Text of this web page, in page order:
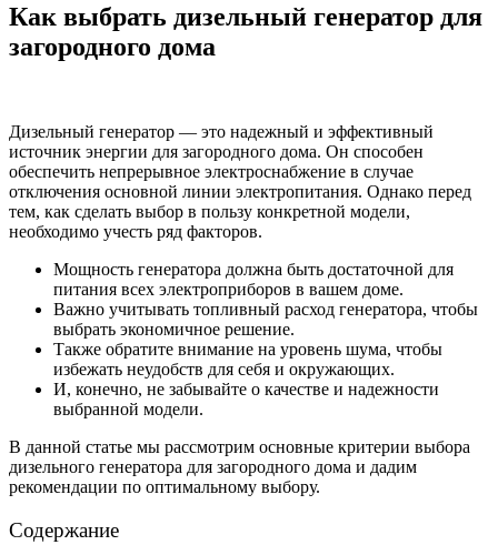
Как выбрать дизельный генератор для
загородного дома
Дизельный генератор — это надежный и эффективный
источник энергии для загородного дома. Он способен
обеспечить непрерывное электроснабжение в случае
отключения основной линии электропитания. Однако перед
тем, как сделать выбор в пользу конкретной модели,
необходимо учесть ряд факторов.
Мощность генератора должна быть достаточной для
питания всех электроприборов в вашем доме.
Важно учитывать топливный расход генератора, чтобы
выбрать экономичное решение.
Также обратите внимание на уровень шума, чтобы
избежать неудобств для себя и окружающих.
И, конечно, не забывайте о качестве и надежности
выбранной модели.
В данной статье мы рассмотрим основные критерии выбора
дизельного генератора для загородного дома и дадим
рекомендации по оптимальному выбору.
Содержание